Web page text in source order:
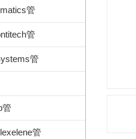
管
管
管
管
管